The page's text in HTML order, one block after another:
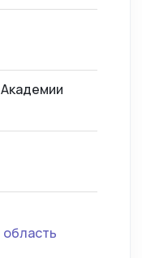
область